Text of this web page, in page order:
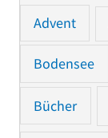
Advent
Bodensee
Bücher